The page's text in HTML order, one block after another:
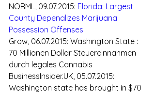
NORML, 09.07.2015: Florida: Largest
County Depenalizes Marijuana
Possession Offenses
Grow, 06.07.2015: Washington State :
70 Millionen Dollar Steuereinnahmen
durch legales Cannabis
BusinessInsider.UK, 05.07.2015:
Washington state has brought in $70